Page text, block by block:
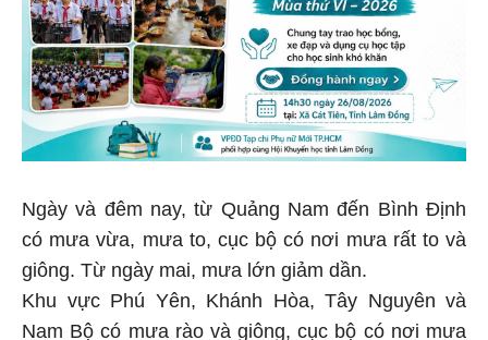
Ngày và đêm nay, từ Quảng Nam đến Bình Định
có mưa vừa, mưa to, cục bộ có nơi mưa rất to và
giông. Từ ngày mai, mưa lớn giảm dần.
Khu vực Phú Yên, Khánh Hòa, Tây Nguyên và
Nam Bộ có mưa rào và giông, cục bộ có nơi mưa